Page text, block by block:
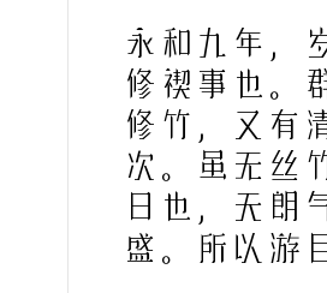
永和九年，
修禊事也。
修竹，又有
次。虽无丝
日也，天朗
盛。所以游